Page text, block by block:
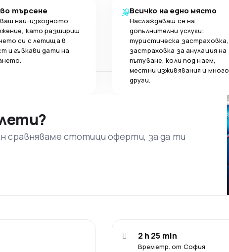
търсене
най-изгодното
като разшириш
си с летища в
и гъвкави дати на
Всичко на едно място
Наслаждаваш се на
допълнителни услуги:
туристическа застраховка,
застраховка за анулация на
пътуване, коли под наем,
местни изживявания и много
други.
сравняваме стотици оферти, за да ти
Времетр. от София
2 h 25 min